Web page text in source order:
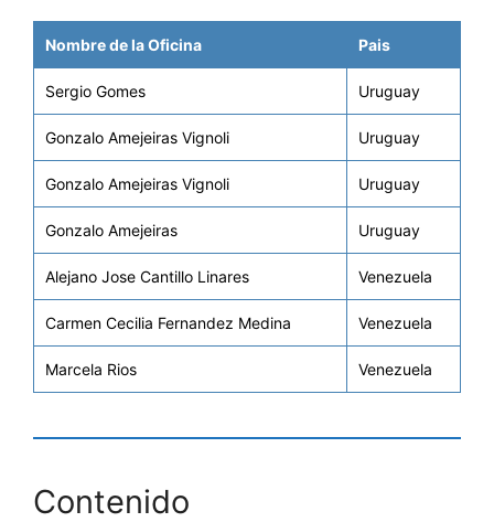
Nombre de la Oficina Pais
Sergio Gomes Uruguay
Gonzalo Amejeiras Vignoli Uruguay
Gonzalo Amejeiras Vignoli Uruguay
Gonzalo Amejeiras Uruguay
Alejano Jose Cantillo Linares Venezuela
Carmen Cecilia Fernandez Medina Venezuela
Marcela Rios Venezuela
Contenido